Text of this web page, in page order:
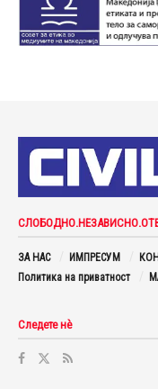
ЗА НАС ИМПРЕСУМ
Политика на приватност
Следете нè